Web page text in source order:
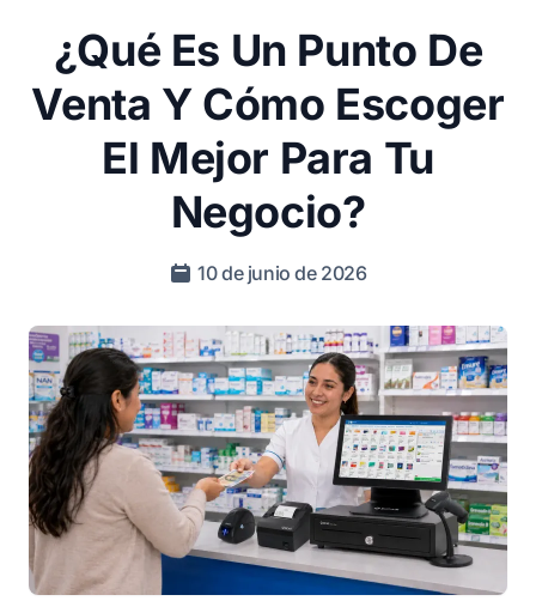
¿Qué Es Un Punto De
Venta Y Cómo Escoger
El Mejor Para Tu
Negocio?
10 de junio de 2026